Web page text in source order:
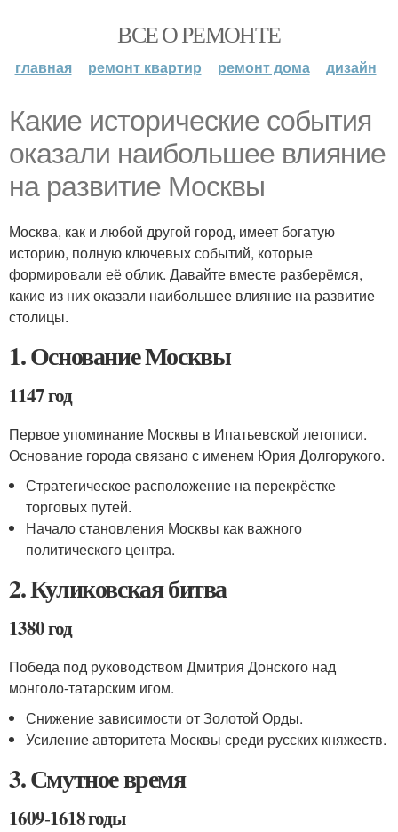
ВСЕ О РЕМОНТЕ
главная ремонт квартир ремонт дома дизайн
Какие исторические события
оказали наибольшее влияние
на развитие Москвы
Москва, как и любой другой город, имеет богатую
историю, полную ключевых событий, которые
формировали её облик. Давайте вместе разберёмся,
какие из них оказали наибольшее влияние на развитие
столицы.
1. Основание Москвы
1147 год
Первое упоминание Москвы в Ипатьевской летописи.
Основание города связано с именем Юрия Долгорукого.
Стратегическое расположение на перекрёстке
торговых путей.
Начало становления Москвы как важного
политического центра.
2. Куликовская битва
1380 год
Победа под руководством Дмитрия Донского над
монголо-татарским игом.
Снижение зависимости от Золотой Орды.
Усиление авторитета Москвы среди русских княжеств.
3. Смутное время
1609-1618 годы